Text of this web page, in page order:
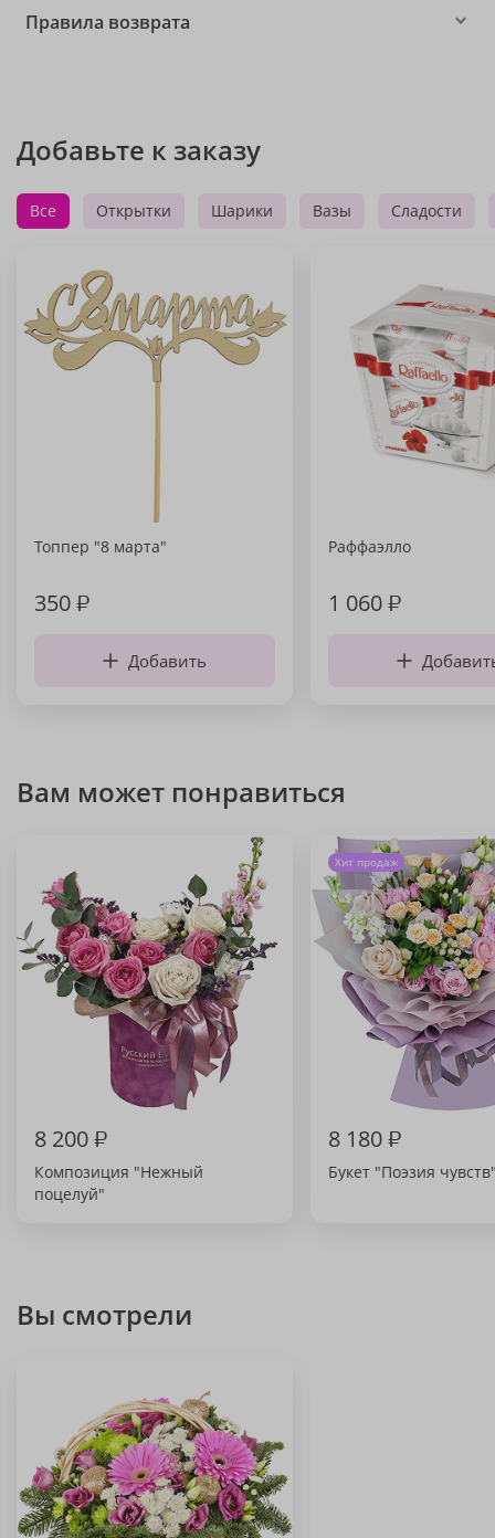
Правила возврата
Добавьте к заказу
Все Открытки Шарики Вазы Сладости
Топпер "8 марта"
350₽
Добавить
Раффаэлло
1 060₽
Вам может понравиться
8 200₽
Композиция "Нежный
поцелуй"
Хит продаж
8 180₽
Букет "Поэзия
Вы смотрели